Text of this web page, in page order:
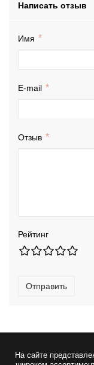
Написать отзыв
Имя
E-mail
Отзыв
Рейтинг
Отправить
На сайте